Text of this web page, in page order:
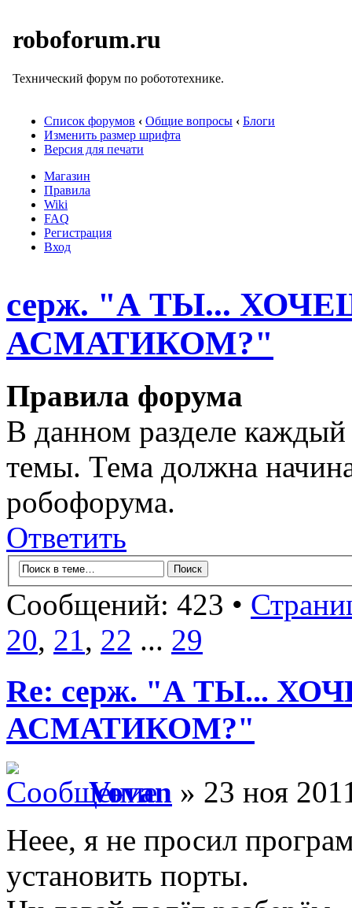
roboforum.ru
Технический форум по робототехнике.
Список форумов ‹ Общие вопросы ‹ Блоги
Изменить размер шрифта
Версия для печати
Магазин
Правила
Wiki
FAQ
Регистрация
Вход
серж. "А ТЫ...
АСМАТИКОМ?"
Правила форума
В данном разделе
темы. Тема должна
робофорума.
Ответить
Сообщений: 423 •
20, 21, 22 ... 29
Re: серж. "А ТЫ...
АСМАТИКОМ?"
Vovan » 23 ноя
Неее, я не просил
установить порты.